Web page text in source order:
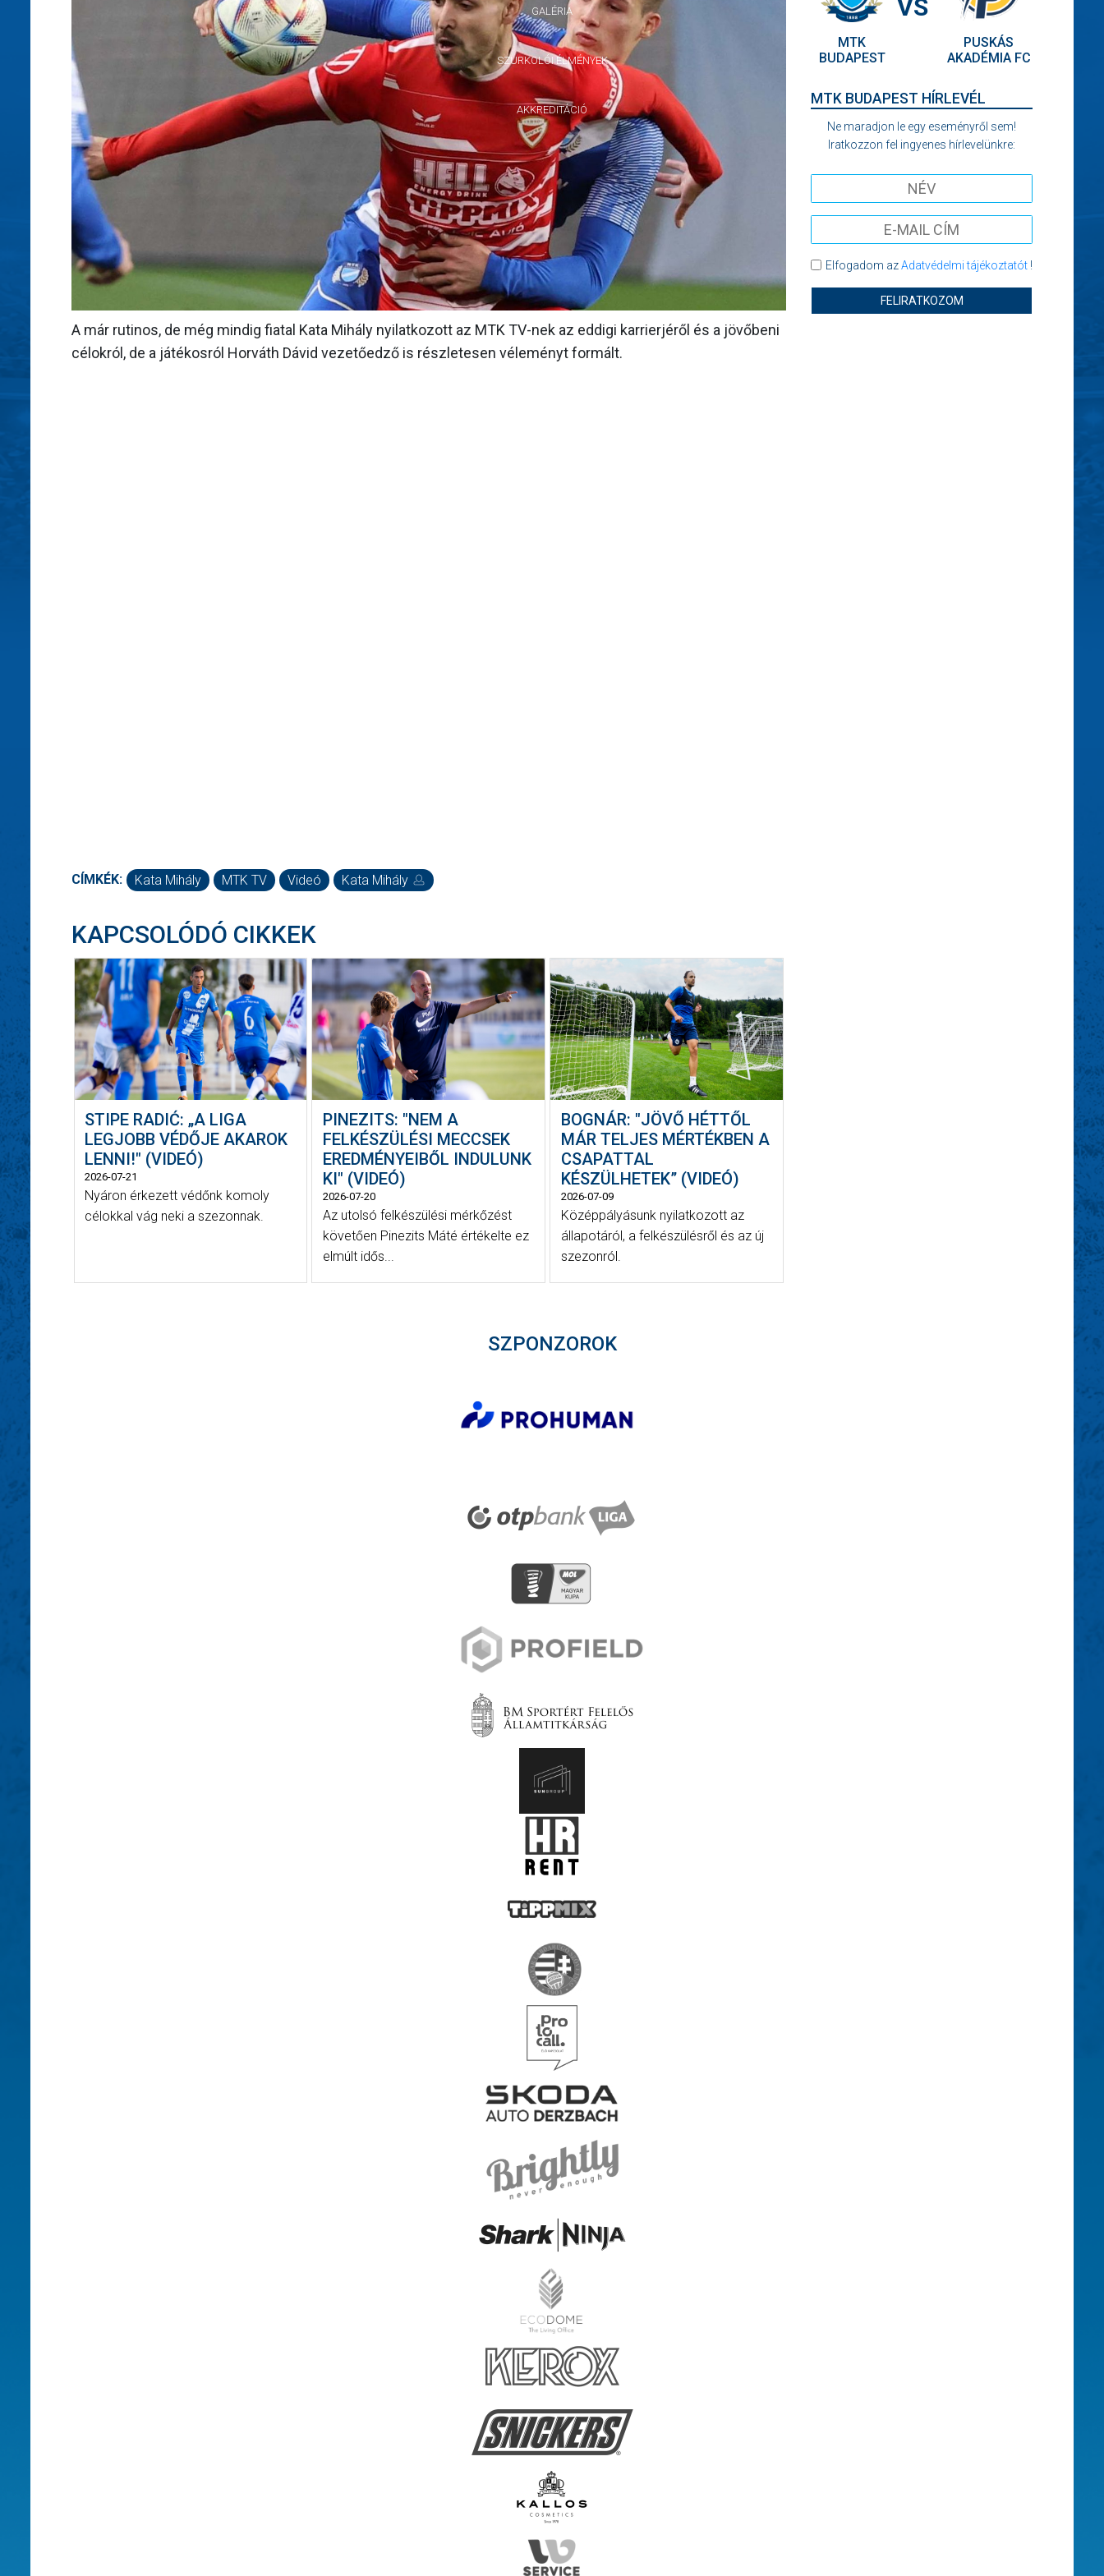
GALÉRIA
SZURKOLÓI ÉLMÉNYEK
AKKREDITÁCIÓ
A már rutinos, de még mindig fiatal Kata Mihály nyilatkozott az MTK TV-nek az eddigi karrierjéről és a jövőbeni
célokról, de a játékosról Horváth Dávid vezetőedző is részletesen véleményt formált.
CÍMKÉK: Kata Mihály MTK TV Videó Kata Mihály
KAPCSOLÓDÓ CIKKEK
STIPE RADIĆ: „A LIGA
LEGJOBB VÉDŐJE AKAROK
LENNI!" (VIDEÓ)
2026-07-21
Nyáron érkezett védőnk komoly
célokkal vág neki a szezonnak.
PINEZITS: "NEM A
FELKÉSZÜLÉSI MECCSEK
EREDMÉNYEIBŐL INDULUNK
KI" (VIDEÓ)
2026-07-20
Az utolsó felkészülési mérkőzést
követően Pinezits Máté értékelte ez
elmúlt idős...
BOGNÁR: "JÖVŐ HÉTTŐL
MÁR TELJES MÉRTÉKBEN A
CSAPATTAL
KÉSZÜLHETEK” (VIDEÓ)
2026-07-09
Középpályásunk nyilatkozott az
állapotáról, a felkészülésről és az új
szezonról.
MTK
BUDAPEST
VS
PUSKÁS
AKADÉMIA FC
MTK BUDAPEST HÍRLEVÉL
Ne maradjon le egy eseményről sem!
Iratkozzon fel ingyenes hírlevelünkre:
Elfogadom azAdatvédelmi tájékoztatót!
FELIRATKOZOM
SZPONZOROK